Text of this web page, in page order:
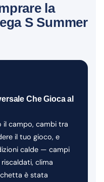
la
S Summer
Che Gioca al
il campo, cambi tra
il tuo gioco, e
calde — campi
clima
è stata